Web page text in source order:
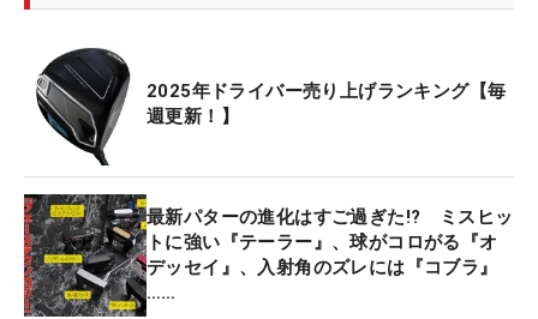
2025年ドライバー売り上げランキング【毎
週更新！】
最新パターの進化はすご過ぎた!? ミスヒッ
トに強い『テーラー』、球がコロがる『オ
デッセイ』、入射角のズレには『コブラ』
……